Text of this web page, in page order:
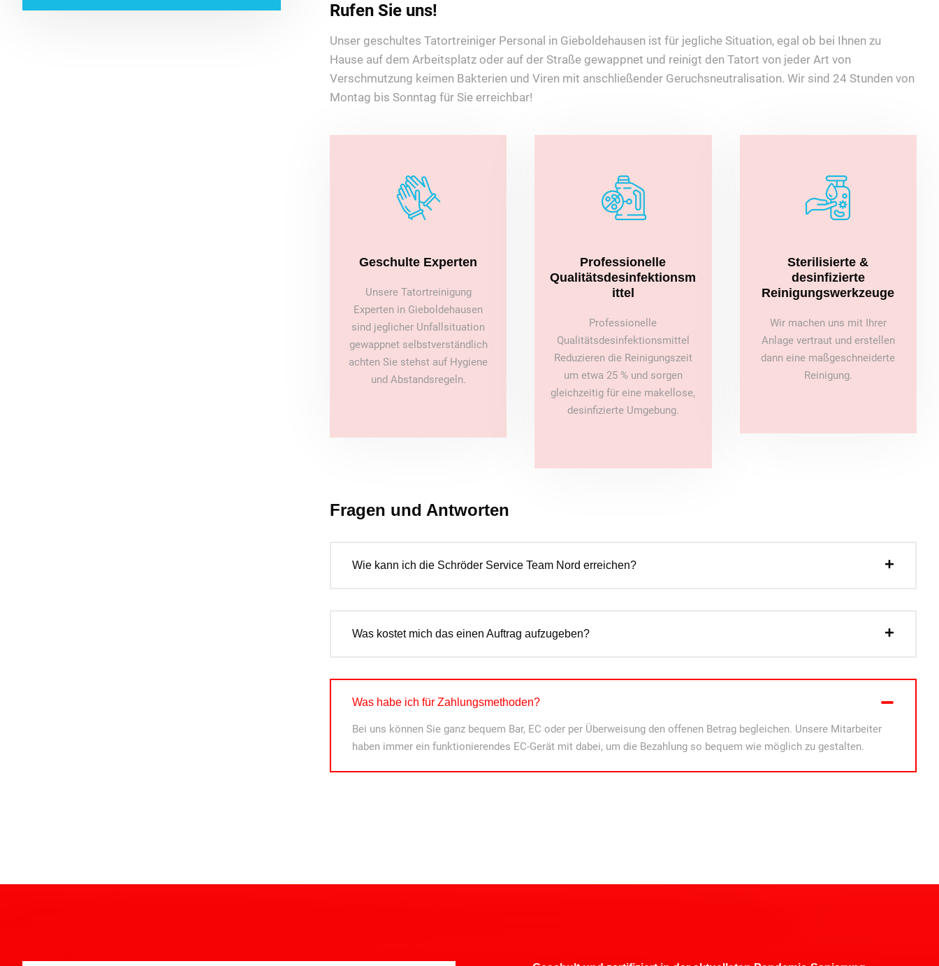
Rufen Sie uns!
Unser geschultes Tatortreiniger Personal in Gieboldehausen ist für jegliche Situation, egal ob bei Ihnen zu
Hause auf dem Arbeitsplatz oder auf der Straße gewappnet und reinigt den Tatort von jeder Art von
Verschmutzung keimen Bakterien und Viren mit anschließender Geruchsneutralisation. Wir sind 24 Stunden von
Montag bis Sonntag für Sie erreichbar!
Geschulte Experten
Unsere Tatortreinigung
Experten in Gieboldehausen
sind jeglicher Unfallsituation
gewappnet selbstverständlich
achten Sie stehst auf Hygiene
und Abstandsregeln.
Professionelle
Qualitätsdesinfektionsm
ittel
Professionelle
Qualitätsdesinfektionsmittel
Reduzieren die Reinigungszeit
um etwa 25 % und sorgen
gleichzeitig für eine makellose,
desinfizierte Umgebung.
Sterilisierte &
desinfizierte
Reinigungswerkzeuge
Wir machen uns mit Ihrer
Anlage vertraut und erstellen
dann eine maßgeschneiderte
Reinigung.
Fragen und Antworten
Wie kann ich die Schröder Service Team Nord erreichen?
Was kostet mich das einen Auftrag aufzugeben?
Was habe ich für Zahlungsmethoden?
Bei uns können Sie ganz bequem Bar, EC oder per Überweisung den offenen Betrag begleichen. Unsere Mitarbeiter
haben immer ein funktionierendes EC-Gerät mit dabei, um die Bezahlung so bequem wie möglich zu gestalten.